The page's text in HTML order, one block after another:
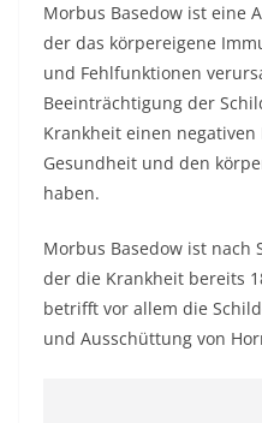
Morbus Basedow ist eine
der das körpereigene
und Fehlfunktionen
Beeinträchtigung der
Krankheit einen
Gesundheit und den
haben.
Morbus Basedow ist nach
der die Krankheit bereits
betrifft vor allem die
und Ausschüttung von